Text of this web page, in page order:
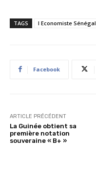
TAGS l Economiste Sénégal
Facebook
ARTICLE PRÉCÉDENT
La Guinée obtient sa
première notation
souveraine « B+ »